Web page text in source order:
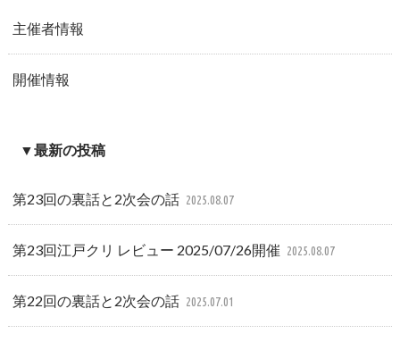
主催者情報
開催情報
▼最新の投稿
第23回の裏話と2次会の話 2025.08.07
第23回江戸クリ レビュー 2025/07/26開催 2025.08.07
第22回の裏話と2次会の話 2025.07.01